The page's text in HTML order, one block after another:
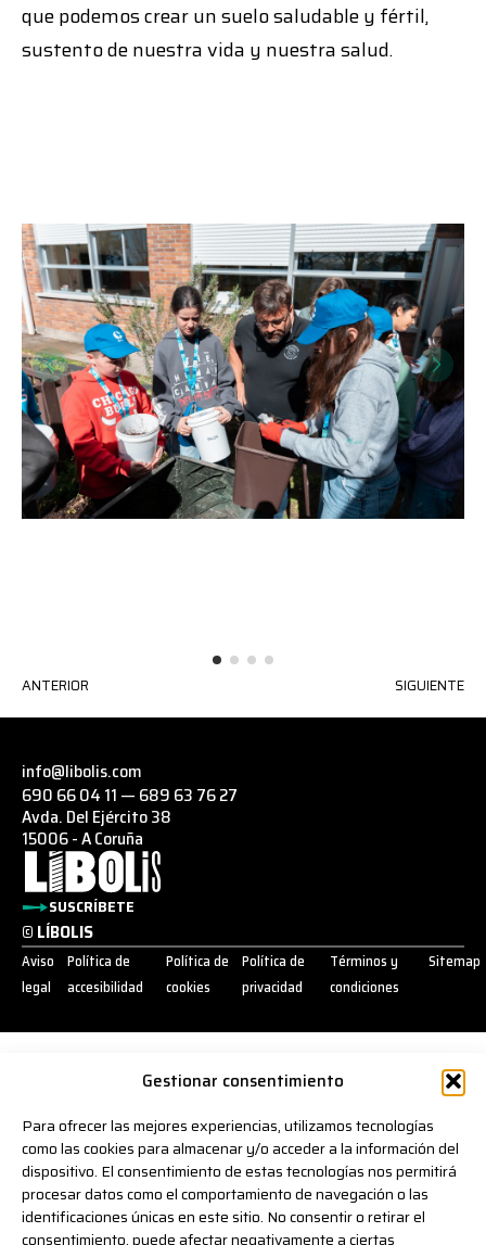
Gestionar consentimiento
Para ofrecer las mejores experiencias, utilizamos tecnologías
como las cookies para almacenar y/o acceder a la información del
dispositivo. El consentimiento de estas tecnologías nos permitirá
procesar datos como el comportamiento de navegación o las
identificaciones únicas en este sitio. No consentir o retirar el
consentimiento, puede afectar negativamente a ciertas
que podemos crear un suelo saludable y fértil,
sustento de nuestra vida y nuestra salud.
ANTERIOR SIGUIENTE
info@libolis.com
690 66 04 11 — 689 63 76 27
Avda. Del Ejército 38
15006 - A Coruña
SUSCRÍBETE
© LÍBOLIS
Aviso
legal
Política de
accesibilidad
Política de
cookies
Política de
privacidad
Términos y
condiciones
Sitemap
POR LOS FONDOS NEXT GENERATION (EU)
DEL MECANISMO DE RECUPERACIÓN Y RESILENCIA